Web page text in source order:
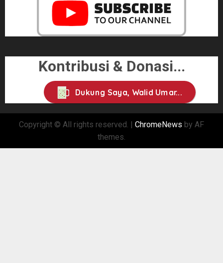
Kontribusi & Donasi...
Dukung Saya, Walid Umar...
Copyright © All rights reserved. | ChromeNews by AF
themes.